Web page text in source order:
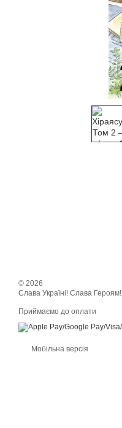
© 2026
Слава Україні! Слава Героям!
Приймаємо до оплати
Мобільна версія